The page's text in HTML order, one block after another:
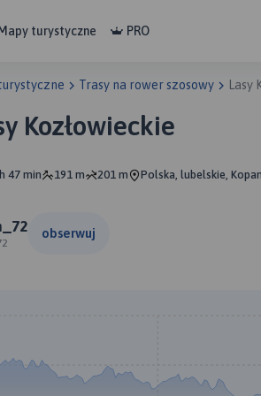
turystyczne PRO
Trasy na rower szosowy
Kozłowieckie
47 min 191 m 201 m Polska, lubelskie,
obserwuj